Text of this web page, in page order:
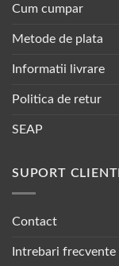
Cum cumpar
Metode de plata
Informatii livrare
Politica de retur
SEAP
SUPORT CLIENTI
Contact
Intrebari frecvente